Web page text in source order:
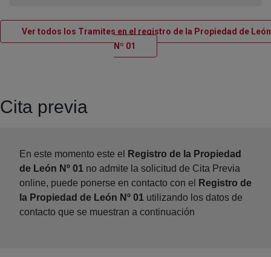
Ver todos los Tramites en el registro de la Propiedad de León
Nº 01
Ventana nueva
Cita previa
En este momento este el
Registro de la Propiedad
de León Nº 01 no admite la solicitud de Cita Previa
online, puede ponerse en contacto con el
Registro de
la Propiedad de León Nº 01 utilizando los datos de
contacto que se muestran a continuación